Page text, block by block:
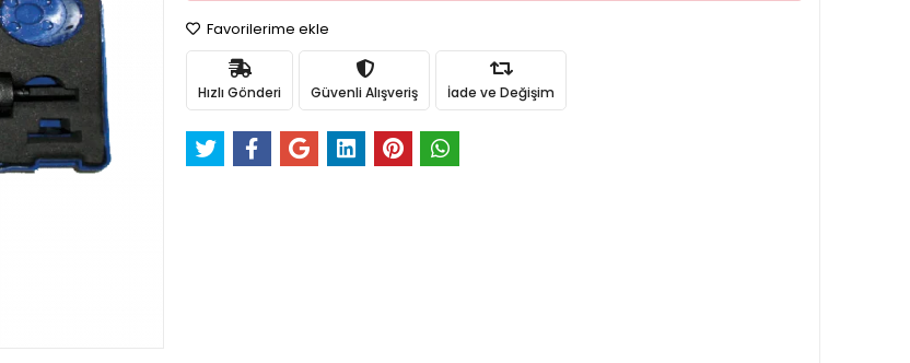
Favorilerime ekle
Hızlı Gönderi Güvenli Alışveriş İade ve Değişim